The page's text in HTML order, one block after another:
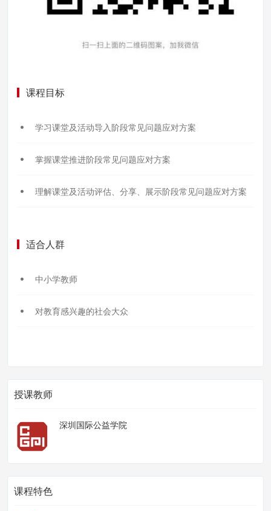
课程目标
学习课堂及活动导入阶段常见问题应对方案
掌握课堂推进阶段常见问题应对方案
理解课堂及活动评估、分享、展示阶段常见问题应对方案
适合人群
中小学教师
对教育感兴趣的社会大众
授课教师
深圳国际公益学院
课程特色